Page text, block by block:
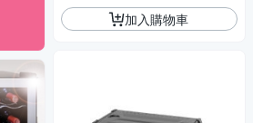
加入購物車